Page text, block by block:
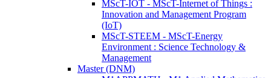
MScT-IOT - MScT-Internet of Things :
Innovation and Management Program
(IoT)
MScT-STEEM - MScT-Energy
Environment : Science Technology &
Management
Master (DNM)